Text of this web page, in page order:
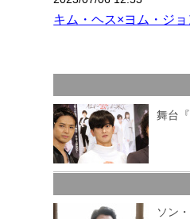
キム・ヘス×ヨム・ジ
舞台
ソン